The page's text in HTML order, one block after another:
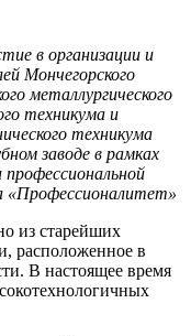
в организации и
Мончегорского
металлургического
техникума и
техникума
заводе в рамках
«Профессионалитет»
из старейших
расположенное в
В настоящее время